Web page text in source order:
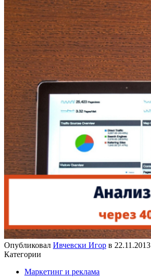
Опубликовал Ивчевски Игор в 22.11.2013
Категории
Маркетинг и реклама